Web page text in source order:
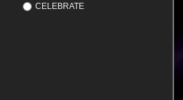
CELEBRATE